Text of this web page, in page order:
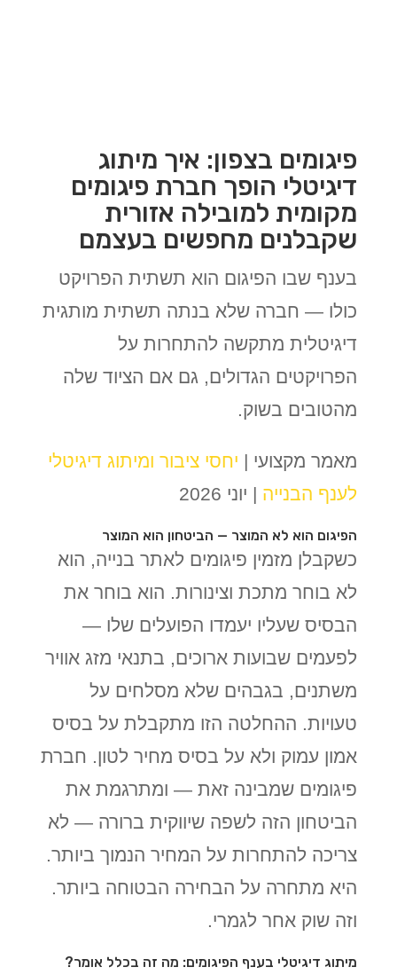
פיגומים בצפון: איך מיתוג
דיגיטלי הופך חברת פיגומים
מקומית למובילה אזורית
שקבלנים מחפשים בעצמם
בענף שבו הפיגום הוא תשתית הפרויקט
כולו — חברה שלא בנתה תשתית מותגית
דיגיטלית מתקשה להתחרות על
הפרויקטים הגדולים, גם אם הציוד שלה
מהטובים בשוק.
מאמר מקצועי | יחסי ציבור ומיתוג דיגיטלי
לענף הבנייה | יוני 2026
הפיגום הוא לא המוצר — הביטחון הוא המוצר
כשקבלן מזמין פיגומים לאתר בנייה, הוא
לא בוחר מתכת וצינורות. הוא בוחר את
הבסיס שעליו יעמדו הפועלים שלו —
לפעמים שבועות ארוכים, בתנאי מזג אוויר
משתנים, בגבהים שלא מסלחים על
טעויות. ההחלטה הזו מתקבלת על בסיס
אמון עמוק ולא על בסיס מחיר לטון. חברת
פיגומים שמבינה זאת — ומתרגמת את
הביטחון הזה לשפה שיווקית ברורה — לא
צריכה להתחרות על המחיר הנמוך ביותר.
היא מתחרה על הבחירה הבטוחה ביותר.
וזה שוק אחר לגמרי.
מיתוג דיגיטלי בענף הפיגומים: מה זה בכלל אומר?